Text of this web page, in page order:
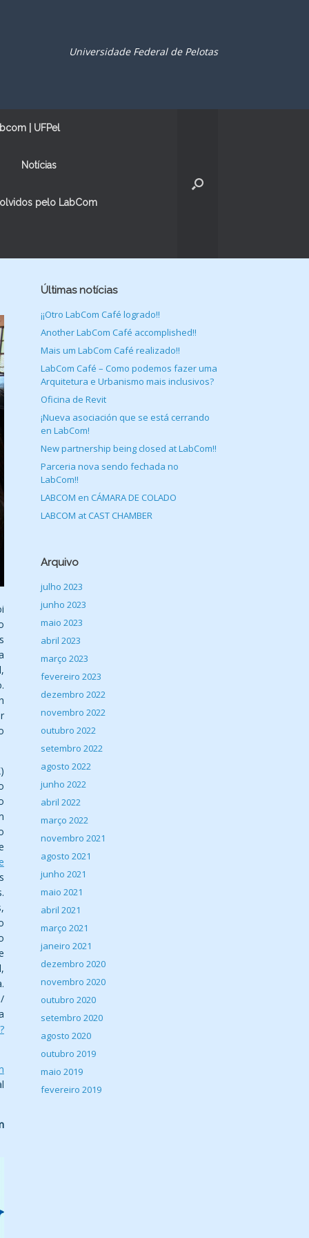
Universidade Federal de Pelotas
| UFPel
Notícias
pelo LabCom
Últimas notícias
¡¡Otro LabCom Café logrado!!
Another LabCom Café accomplished!!
Mais um LabCom Café realizado!!
LabCom Café – Como podemos fazer uma
Arquitetura e Urbanismo mais inclusivos?
Oficina de Revit
¡Nueva asociación que se está cerrando
en LabCom!
New partnership being closed at LabCom!!
Parceria nova sendo fechada no
LabCom!!
LABCOM en CÁMARA DE COLADO
LABCOM at CAST CHAMBER
Arquivo
julho 2023
junho 2023
maio 2023
abril 2023
março 2023
fevereiro 2023
dezembro 2022
novembro 2022
outubro 2022
setembro 2022
agosto 2022
junho 2022
abril 2022
março 2022
novembro 2021
agosto 2021
junho 2021
maio 2021
abril 2021
março 2021
janeiro 2021
dezembro 2020
novembro 2020
outubro 2020
setembro 2020
agosto 2020
outubro 2019
maio 2019
fevereiro 2019